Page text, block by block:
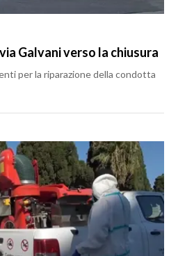
Galvani verso la chiusura
per la riparazione della condotta